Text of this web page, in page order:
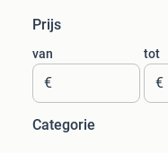
Prijs
van
€
tot
€
Categorie